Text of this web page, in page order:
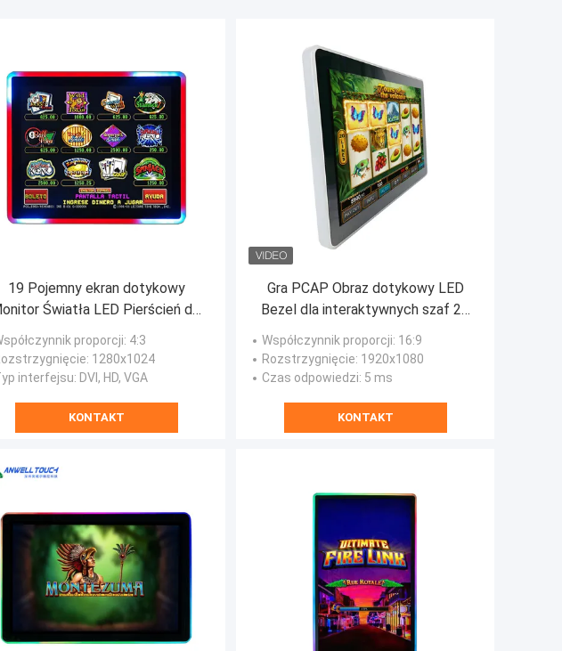
19 Pojemny ekran dotykowy
Światła LED Pierścień dla
monitora gier POG/WMS
proporcji: 4:3
: 1280x1024
interfejsu: DVI, HD, VGA
KONTAKT
Gra PCAP Obraz dotykowy LED
Bezel dla interaktywnych szaf 27
cali Monitor
Współczynnik proporcji: 16:9
Rozstrzygnięcie: 1920x1080
Czas odpowiedzi: 5 ms
KONTAKT